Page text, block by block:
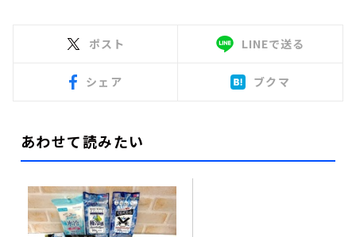
ポスト LINEで送る
シェア ブクマ
あわせて読みたい